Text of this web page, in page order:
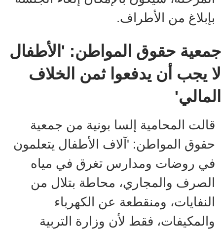
بإبلاغ من الأطراف.
جمعية حقوق المواطن: 'الأطفال
لا يجب أن يدفعوا ثمن الخلاف
المالي'
قالت المحامية إلسا بونية من جمعية
حقوق المواطن: 'آلاف الأطفال يتعلمون
في روضات ومدارس تغرق في مياه
الصرف والمجاري، محاطة بتلال من
النفايات، ومنقطعة عن الكهرباء
والمكيفات، فقط لأن وزارة التربية